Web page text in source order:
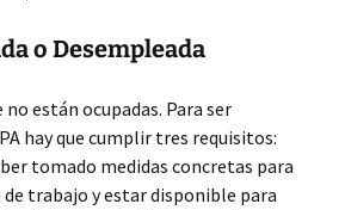
o Desempleada
están ocupadas. Para ser
hay que cumplir tres requisitos:
tomado medidas concretas para
trabajo y estar disponible para